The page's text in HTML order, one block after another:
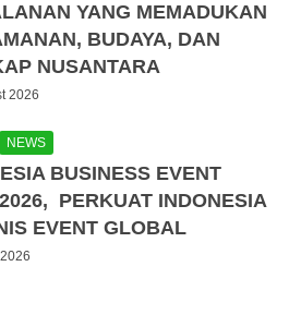
YANG MEMADUKAN
BUDAYA, DAN
NUSANTARA
2026
NEWS
BUSINESS EVENT
PERKUAT INDONESIA
EVENT GLOBAL